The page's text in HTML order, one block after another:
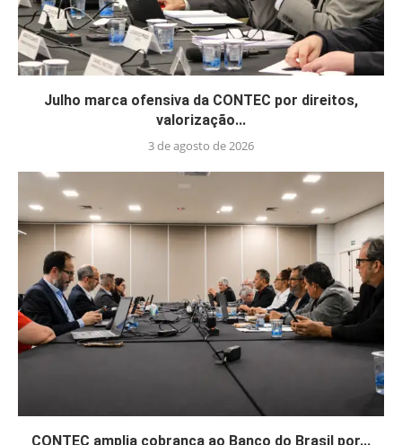
Julho marca ofensiva da CONTEC por direitos,
valorização...
3 de agosto de 2026
CONTEC amplia cobrança ao Banco do Brasil por...